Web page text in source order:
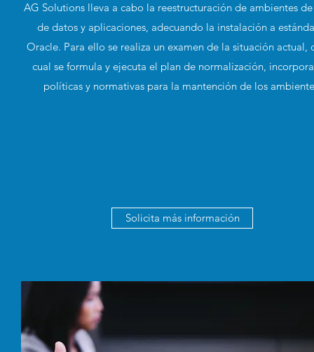
AG Solutions lleva a cabo la reestructuración de ambientes de
de datos y aplicaciones, adecuando la instalación a
Oracle. Para ello se realiza un examen de la situación actual,
cual se formula y ejecuta el plan de normalización,
políticas y normativas para la mantención de los
Solicita más información